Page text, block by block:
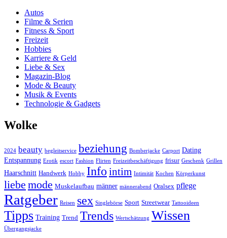
Autos
Filme & Serien
Fitness & Sport
Freizeit
Hobbies
Karriere & Geld
Liebe & Sex
Magazin-Blog
Mode & Beauty
Musik & Events
Technologie & Gadgets
Wolke
2024 beauty begleitservice beziehung Bomberjacke Carport Dating
Entspannung Erotik escort Fashion Flirten Freizeitbeschäftigung frisur Geschenk Grillen
Haarschnitt Handwerk Hobby Info intim Intimität Kochen Körperkunst
liebe mode Muskelaufbau männer männerabend Oralsex pflege
Ratgeber Reisen sex Singlebörse Sport Streetwear Tattooideen
Tipps Training Trend Trends Wertschätzung Wissen
Übergangsjacke